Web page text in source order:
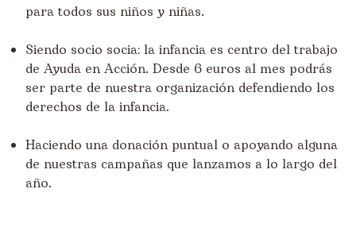
para todos sus niños y niñas.
Siendo socio socia: la infancia es centro del trabajo
de Ayuda en Acción. Desde 6 euros al mes podrás
ser parte de nuestra organización defendiendo los
derechos de la infancia.
Haciendo una donación puntual o apoyando alguna
de nuestras campañas que lanzamos a lo largo del
año.